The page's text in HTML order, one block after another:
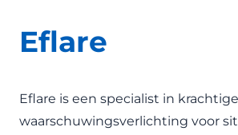
Eflare
Eflare is een specialist in
waarschuwingsverlichting voor